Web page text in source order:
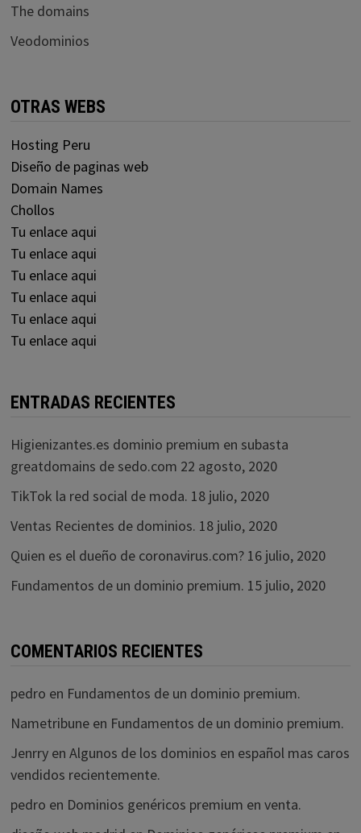
The domains
Veodominios
OTRAS WEBS
Hosting Peru
Diseño de paginas web
Domain Names
Chollos
Tu enlace aqui
Tu enlace aqui
Tu enlace aqui
Tu enlace aqui
Tu enlace aqui
Tu enlace aqui
ENTRADAS RECIENTES
Higienizantes.es dominio premium en subasta
greatdomains de sedo.com 22 agosto, 2020
TikTok la red social de moda. 18 julio, 2020
Ventas Recientes de dominios. 18 julio, 2020
Quien es el dueño de coronavirus.com? 16 julio, 2020
Fundamentos de un dominio premium. 15 julio, 2020
COMENTARIOS RECIENTES
pedro en Fundamentos de un dominio premium.
Nametribuneen Fundamentos de un dominio premium.
Jenrryen Algunos de los dominios en español mas caros
vendidos recientemente.
pedro en Dominios genéricos premium en venta.